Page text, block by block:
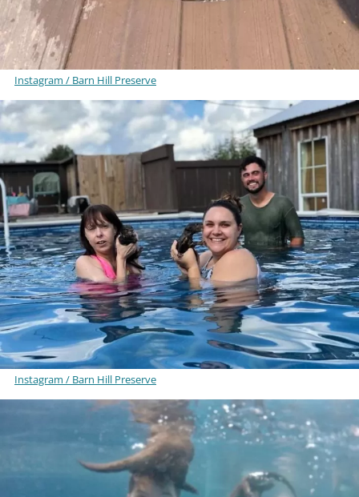
Instagram / Barn Hill Preserve
Instagram / Barn Hill Preserve